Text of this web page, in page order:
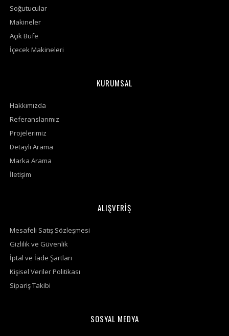
Soğutucular
Makineler
Açık Büfe
İçecek Makineleri
KURUMSAL
Hakkımızda
Referanslarımız
Projelerimiz
Detaylı Arama
Marka Arama
İletişim
ALIŞVERİŞ
Mesafeli Satış Sözleşmesi
Gizlilik ve Güvenlik
İptal ve İade Şartları
Kişisel Veriler Politikası
Sipariş Takibi
SOSYAL MEDYA